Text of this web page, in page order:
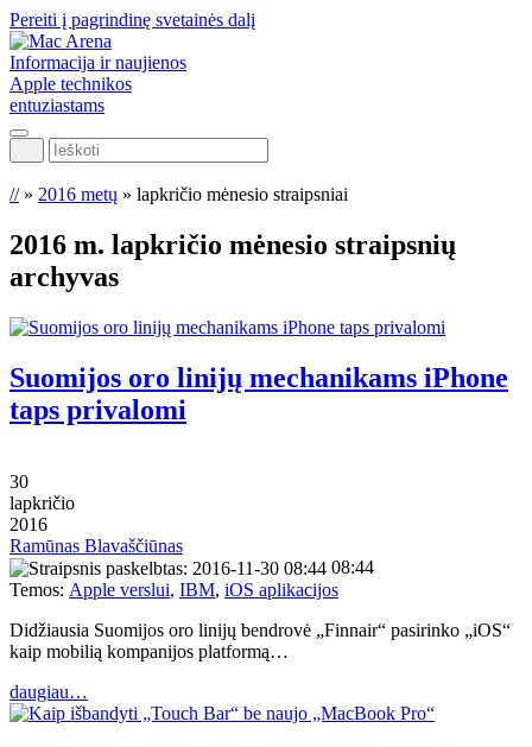
Pereiti į pagrindinę svetainės dalį
Informacija ir naujienos
Apple technikos
entuziastams
Ieškoti
//» 2016 metų » lapkričio mėnesio straipsniai
2016 m. lapkričio mėnesio straipsnių
archyvas
Suomijos oro linijų mechanikams iPhone
taps privalomi
30
lapkričio
2016
Ramūnas Blavaščiūnas
08:44
Temos: Apple verslui, IBM, iOS aplikacijos
Didžiausia Suomijos oro linijų bendrovė „Finnair“ pasirinko „iOS“
kaip mobilią kompanijos platformą…
daugiau…